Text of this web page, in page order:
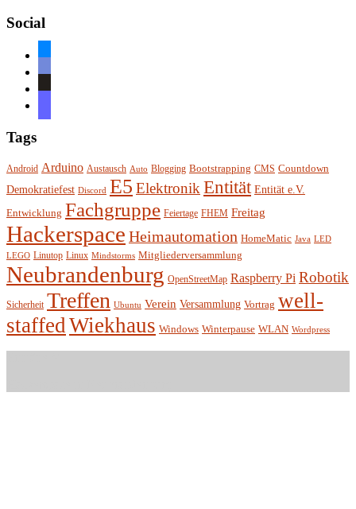
Social
Tags
Android Arduino Austausch Auto Blogging Bootstrapping CMS Countdown
Demokratiefest Discord E5 ElektronikEntität Entität e.V.
Entwicklung Fachgruppe Feiertage FHEM Freitag
Hackerspace Heimautomation HomeMatic Java LED
LEGO Linutop Linux Mindstorms Mitgliederversammlung
Neubrandenburg OpenStreetMap Raspberry Pi Robotik
Sicherheit Treffen Ubuntu Verein Versammlung Vortrag well-
staffedWiekhaus Windows Winterpause WLAN Wordpress